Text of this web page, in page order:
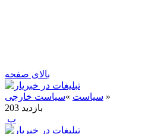
بالای صفحه
سیاست »سیاست خارجی
»
203 بازدید
‍ پ